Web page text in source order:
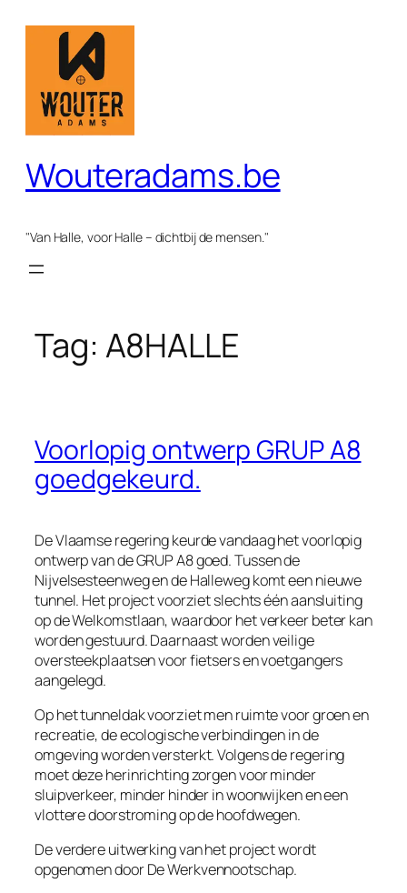
inhoud
Wouteradams.be
"Van Halle, voor Halle – dichtbij de mensen."
Tag: A8HALLE
Voorlopig ontwerp GRUP A8
goedgekeurd.
De Vlaamse regering keurde vandaag het voorlopig
ontwerp van de GRUP A8 goed. Tussen de
Nijvelsesteenweg en de Halleweg komt een nieuwe
tunnel. Het project voorziet slechts één aansluiting
op de Welkomstlaan, waardoor het verkeer beter kan
worden gestuurd. Daarnaast worden veilige
oversteekplaatsen voor fietsers en voetgangers
aangelegd.
Op het tunneldak voorziet men ruimte voor groen en
recreatie, de ecologische verbindingen in de
omgeving worden versterkt. Volgens de regering
moet deze herinrichting zorgen voor minder
sluipverkeer, minder hinder in woonwijken en een
vlottere doorstroming op de hoofdwegen.
De verdere uitwerking van het project wordt
opgenomen door De Werkvennootschap.